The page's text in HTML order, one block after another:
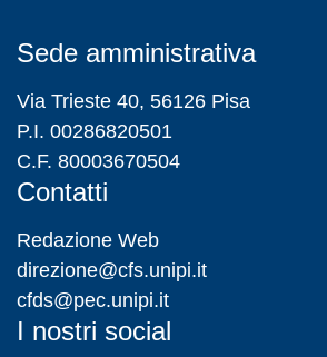
Sede amministrativa
Via Trieste 40, 56126 Pisa
P.I. 00286820501
C.F. 80003670504
Contatti
Redazione Web
direzione@cfs.unipi.it
cfds@pec.unipi.it
I nostri social